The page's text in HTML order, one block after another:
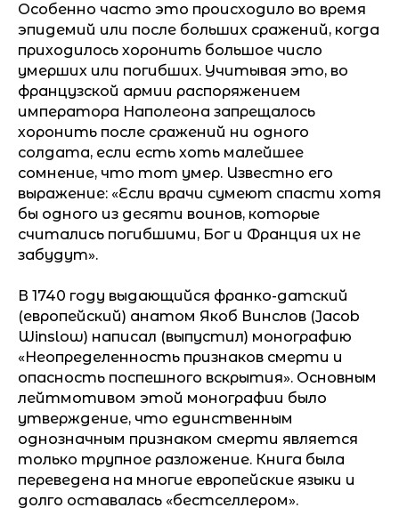
Особенно часто это происходило во время
эпидемий или после больших сражений, когда
приходилось хоронить большое число
умерших или погибших. Учитывая это, во
французской армии распоряжением
императора Наполеона запрещалось
хоронить после сражений ни одного
солдата, если есть хоть малейшее
сомнение, что тот умер. Известно его
выражение: «Если врачи сумеют спасти хотя
бы одного из десяти воинов, которые
считались погибшими, Бог и Франция их не
забудут».
В 1740 году выдающийся франко-датский
(европейский) анатом Якоб Винслов (Jacob
Winslow) написал (выпустил) монографию
«Неопределенность признаков смерти и
опасность поспешного вскрытия». Основным
лейтмотивом этой монографии было
утверждение, что единственным
однозначным признаком смерти является
только трупное разложение. Книга была
переведена на многие европейские языки и
долго оставалась «бестселлером».